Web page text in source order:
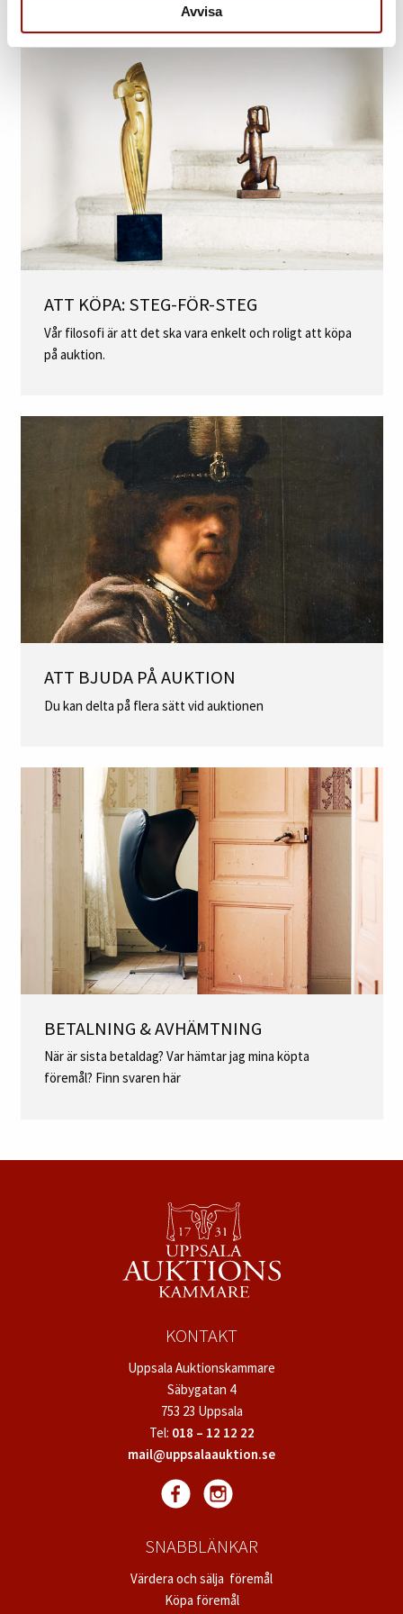
Avvisa
ALLT DU BEHÖVER VETA
ATT KÖPA: STEG-FÖR-STEG
Vår filosofi är att det ska vara enkelt och roligt att köpa
på auktion.
ATT BJUDA PÅ AUKTION
Du kan delta på flera sätt vid auktionen
BETALNING & AVHÄMTNING
När är sista betaldag? Var hämtar jag mina köpta
föremål? Finn svaren här
KONTAKT
Uppsala Auktionskammare
Säbygatan 4
753 23 Uppsala
Tel: 018 – 12 12 22
mail@uppsalaauktion.se
SNABBLÄNKAR
Värdera och sälja föremål
Köpa föremål